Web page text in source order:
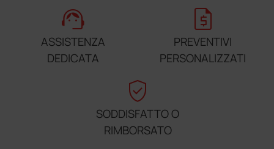
support_agent
ASSISTENZA
DEDICATA
request_quote
PREVENTIVI
PERSONALIZZATI
verified_user
SODDISFATTO O
RIMBORSATO